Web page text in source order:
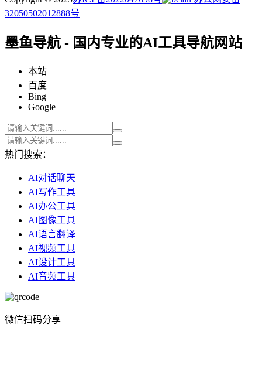
32050502012888号
墨鱼导航 - 国内专业的AI工具导航网站
本站
百度
Bing
Google
热门搜索：
AI对话聊天
AI写作工具
AI办公工具
AI图像工具
AI语言翻译
AI视频工具
AI设计工具
AI音频工具
微信扫码分享